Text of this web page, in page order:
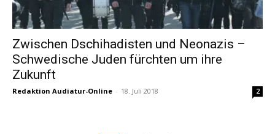
Zwischen Dschihadisten und Neonazis –
Schwedische Juden fürchten um ihre
Zukunft
Redaktion Audiatur-Online - 18. Juli 2018 2